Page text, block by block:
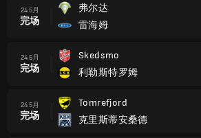
24 5月
完场
弗尔达
雷海姆
24 5月
完场
Skedsmo
利勒斯特罗姆
24 5月
完场
Tomrefjord
克里斯蒂安桑德